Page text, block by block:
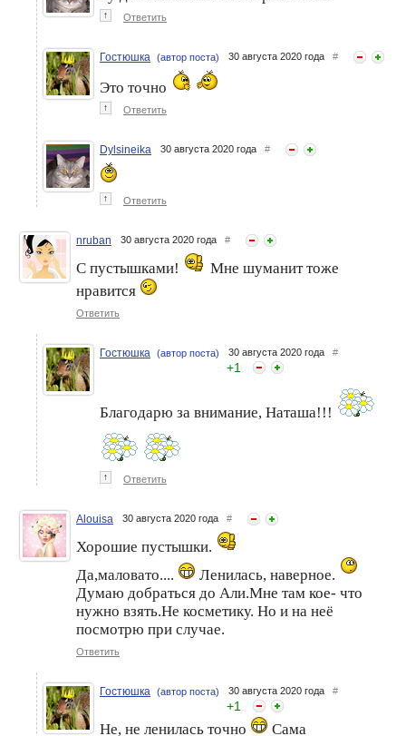
↑ Ответить
Гостюшка (автор поста) 30 августа 2020 года #
Это точно
↑ Ответить
Dylsineika 30 августа 2020 года #
↑ Ответить
nruban 30 августа 2020 года #
С пустышками!
Мне шуманит тоже
нравится
Ответить
Гостюшка (автор поста) 30 августа 2020 года #
+1
Благодарю за внимание, Наташа!!!
↑ Ответить
Alouisa 30 августа 2020 года #
Хорошие пустышки.
Да,маловато....
Ленилась, наверное.
Думаю добраться до Али.Мне там кое- что
нужно взять.Не косметику. Но и на неё
посмотрю при случае.
Ответить
Гостюшка (автор поста) 30 августа 2020 года #
+1
Не, не ленилась точно
Сама